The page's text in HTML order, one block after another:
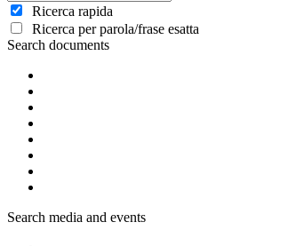
Ricerca rapida
Ricerca per parola/frase esatta
Search documents
Search media and events